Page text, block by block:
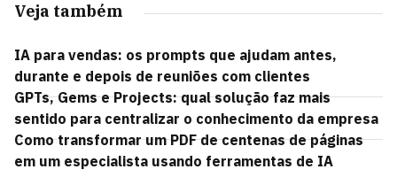
Veja também
IA para vendas: os prompts que ajudam antes,
durante e depois de reuniões com clientes
GPTs, Gems e Projects: qual solução faz mais
sentido para centralizar o conhecimento da empresa
Como transformar um PDF de centenas de páginas
em um especialista usando ferramentas de IA